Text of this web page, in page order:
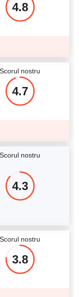
4.8
Scorul nostru
4.7
Scorul nostru
4.3
Scorul nostru
3.8